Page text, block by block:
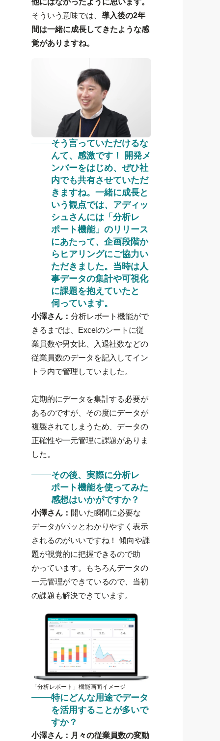
そういう意味では、 導入後の2年
間は一緒に成長してきたような感
覚がありますね。
そう言っていただけるな
んて、感激です！ 開発メ
ンバーをはじめ、ぜひ社
内でも共有させていただ
きますね。一緒に成長と
いう観点では、アディッ
シュさんには「分析レ
ポート機能」のリリース
にあたって、企画段階か
らヒアリングにご協力い
ただきました。当時は人
事データの集計や可視化
に課題を抱えていたと
伺っています。
小澤さん： 分析レポート機能がで
きるまでは、Excelのシートに従
業員数や男女比、入退社数などの
従業員数のデータを記入してイン
トラ内で管理していました。
定期的にデータを集計する必要が
あるのですが、その度にデータが
複製されてしまうため、データの
正確性や一元管理に課題がありま
した。
その後、実際に分析レ
ポート機能を使ってみた
感想はいかがですか？
小澤さん： 開いた瞬間に必要な
データがパッとわかりやすく表示
されるのがいいですね！ 傾向や課
題が視覚的に把握できるので助
かっています。もちろんデータの
一元管理ができているので、当初
の課題も解決できています。
「分析レポート」機能画面イメージ
特にどんな用途でデータ
を活用することが多いで
すか？
小澤さん：月々の従業員数の変動